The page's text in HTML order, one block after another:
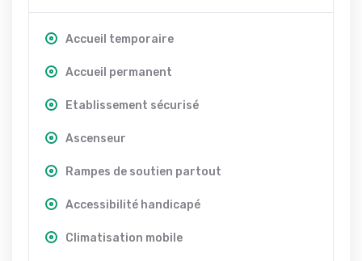
Accueil temporaire
Accueil permanent
Etablissement sécurisé
Ascenseur
Rampes de soutien partout
Accessibilité handicapé
Climatisation mobile